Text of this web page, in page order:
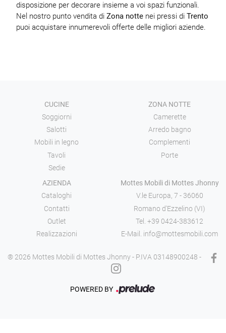
disposizione per decorare insieme a voi spazi funzionali.
Nel nostro punto vendita di Zona nottenei pressi di Trento
puoi acquistare innumerevoli offerte delle migliori aziende.
CUCINE
Soggiorni
Salotti
Mobili in legno
Tavoli
Sedie
ZONA NOTTE
Camerette
Arredo bagno
Complementi
Porte
AZIENDA
Cataloghi
Contatti
Outlet
Realizzazioni
Mottes Mobili di Mottes Jhonny
V.le Europa, 7 - 36060
Romano d'Ezzelino (VI)
Tel. +39 0424-383612
E-Mail. info@mottesmobili.com
® 2026 Mottes Mobili di Mottes Jhonny - P.IVA 03148900248 -
POWERED BY